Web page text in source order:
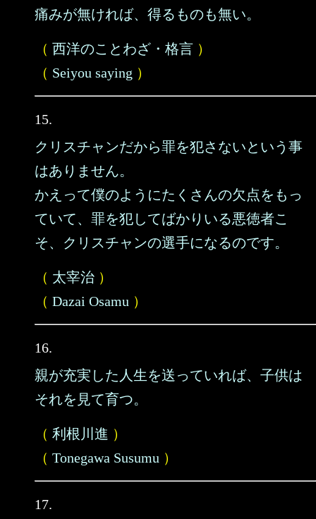
痛みが無ければ、得るものも無い。
（ 西洋のことわざ・格言 ）
（ Seiyou saying ）
15.
クリスチャンだから罪を犯さないという事
はありません。
かえって僕のようにたくさんの欠点をもっ
ていて、罪を犯してばかりいる悪徳者こ
そ、クリスチャンの選手になるのです。
（ 太宰治 ）
（ Dazai Osamu ）
16.
親が充実した人生を送っていれば、子供は
それを見て育つ。
（ 利根川進 ）
（ Tonegawa Susumu ）
17.